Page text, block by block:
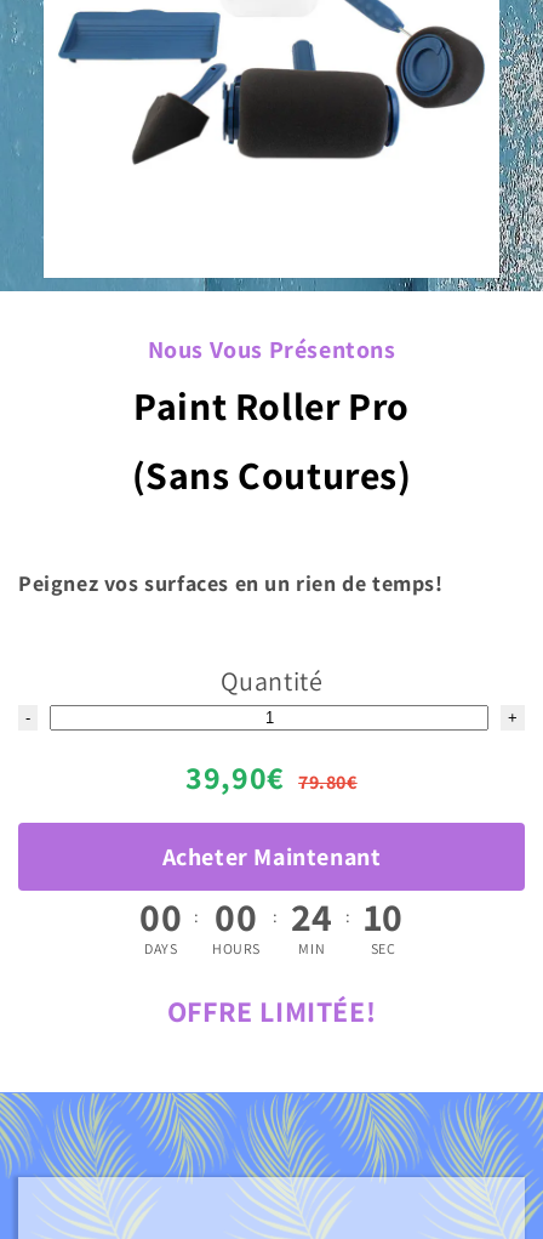
Nous Vous Présentons
Paint Roller Pro
(Sans Coutures)
Peignez vos surfaces en un rien de temps!
Quantité
- +
39,90€79.80€
Acheter Maintenant
00
DAYS
: 00
HOURS
: 24
MIN
: 08
SEC
OFFRE LIMITÉE!